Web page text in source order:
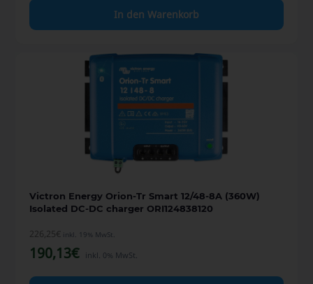
In den Warenkorb
Victron Energy Orion-Tr Smart 12/48-8A (360W)
Isolated DC-DC charger ORI124838120
226,25€ inkl. 19% MwSt.
190,13€ inkl. 0% MwSt.